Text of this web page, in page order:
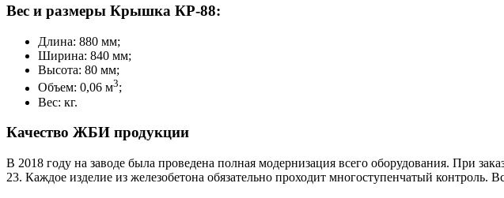
Вес и размеры Крышка КР-88:
Длина: 880 мм;
Ширина: 840 мм;
Высота: 80 мм;
Объем: 0,06 м3;
Вес: кг.
Качество ЖБИ продукции
В 2018 году на заводе была проведена полная модернизация всего оборудования. При
23. Каждое изделие из железобетона обязательно проходит многоступенчатый контроль.